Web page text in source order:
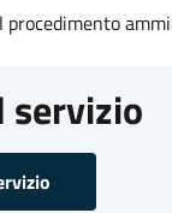
procedimento
servizio